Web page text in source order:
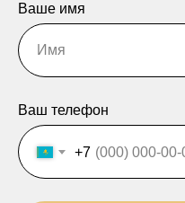
Ваше имя
Ваш телефон
+7